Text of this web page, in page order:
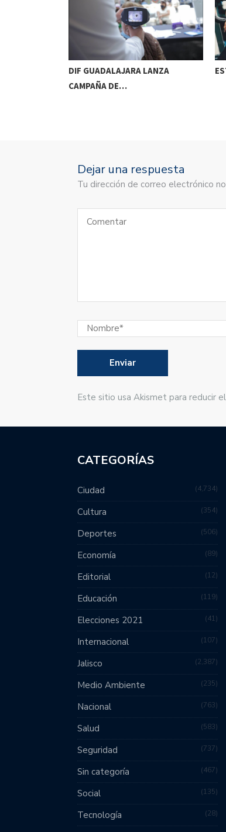
DIF GUADALAJARA LANZA
CAMPAÑA DE…
Dejar una respuesta
Tu dirección de correo electrónico
Este sitio usa Akismet para reducir
CATEGORÍAS
Ciudad 4,734
Cultura 354
Deportes 506
Economía 89
Editorial 12
Educación 119
Elecciones 2021 41
Internacional 107
Jalisco 2,387
Medio Ambiente 235
Nacional 763
Salud 583
Seguridad 737
Sin categoría 467
Social 135
Tecnología 28